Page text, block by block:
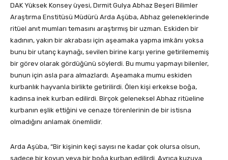
DAK Yüksek Konsey üyesi, Dırmit Gulya Abhaz Beşeri Bilimler
Araştırma Enstitüsü Müdürü Arda Aşüba, Abhaz geleneklerinde
ritüel anıt mumları temasını araştırmış bir uzman. Eskiden bir
kadının, yakın bir akrabası için aşeamaka yapma imkânı yoksa
bunu bir utanç kaynağı, sevilen birine karşı yerine getirilememiş
bir görev olarak gördüğünü söylerdi. Bu mumu yapmayı bilenler,
bunun için asla para almazlardı. Aşeamaka mumu eskiden
kurbanlık hayvanla birlikte getirilirdi. Ölen kişi erkekse boğa,
kadınsa inek kurban edilirdi. Birçok geleneksel Abhaz ritüeline
kurbanın eşlik ettiğini ve cenaze törenlerinin de bir istisna
olmadığını anlamak önemlidir.
Arda Aşüba, “Bir kişinin keçi sayısı ne kadar çok olursa olsun,
sadece bir koyun veya bir boğa kurban edilirdi. Ayrıca kuzuya